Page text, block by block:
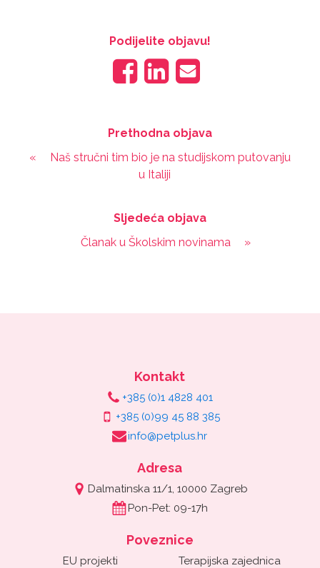
Podijelite objavu!
Prethodna objava
«
Naš stručni tim bio je na studijskom putovanju
u Italiji
Sljedeća objava
Članak u Školskim novinama
»
Kontakt
+385 (0)1 4828 401
+385 (0)99 45 88 385
info@petplus.hr
Adresa
Dalmatinska 11/1, 10000 Zagreb
Pon-Pet: 09-17h
Poveznice
EU projekti
Terapijska zajednica